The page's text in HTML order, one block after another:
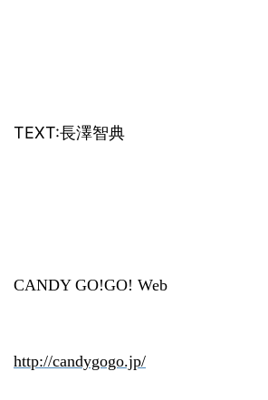
TEXT:長澤智典
CANDY GO!GO! Web
http://candygogo.jp/